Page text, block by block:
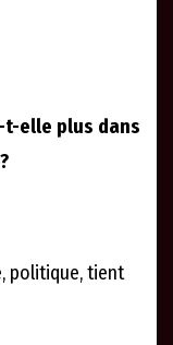
t-elle plus dans
politique, tient